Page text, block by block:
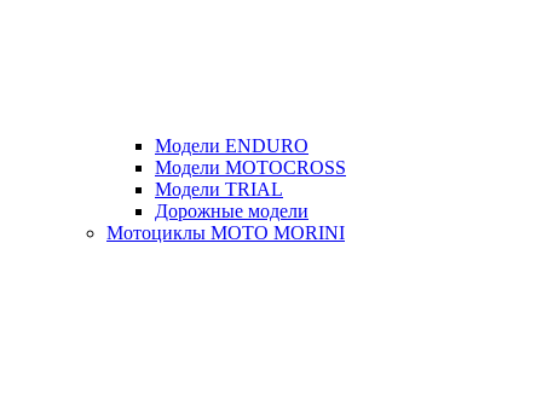
Модели ENDURO
Модели MOTOCROSS
Модели TRIAL
Дорожные модели
Мотоциклы MOTO MORINI